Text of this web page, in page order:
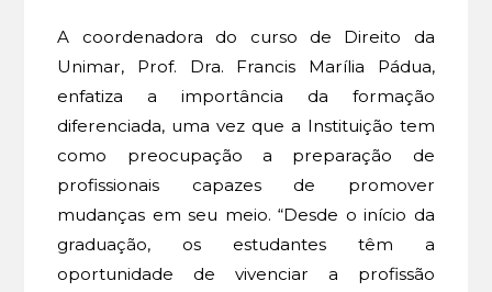
A coordenadora do curso de Direito da
Unimar, Prof. Dra. Francis Marília Pádua,
enfatiza a importância da formação
diferenciada, uma vez que a Instituição tem
como preocupação a preparação de
profissionais capazes de promover
mudanças em seu meio. “Desde o início da
graduação, os estudantes têm a
oportunidade de vivenciar a profissão